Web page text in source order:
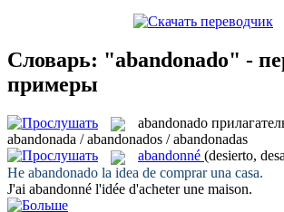
Словарь: "abandonado" -
примеры
abandonado
abandonada / abandonados / abandonadas
abandonné (desierto,
He abandonado la idea de comprar una casa.
J'ai abandonné l'idée d'acheter une maison.